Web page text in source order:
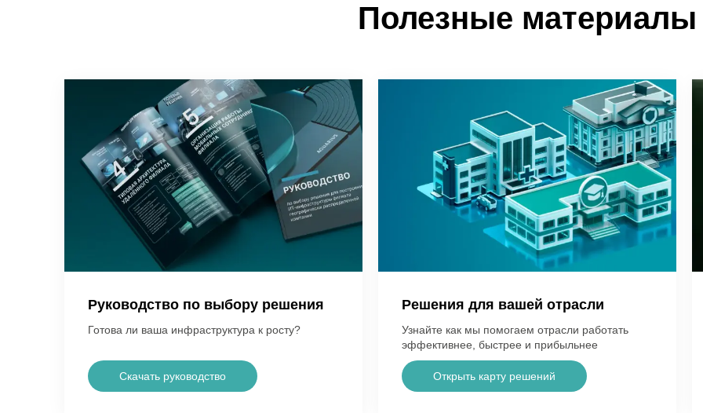
Полезные материалы
Руководство по выбору решения
Готова ли ваша инфраструктура к росту?
Скачать руководство
Решения для вашей отрасли
Узнайте как мы помогаем отрасли работать
эффективнее, быстрее и прибыльнее
Открыть карту решений